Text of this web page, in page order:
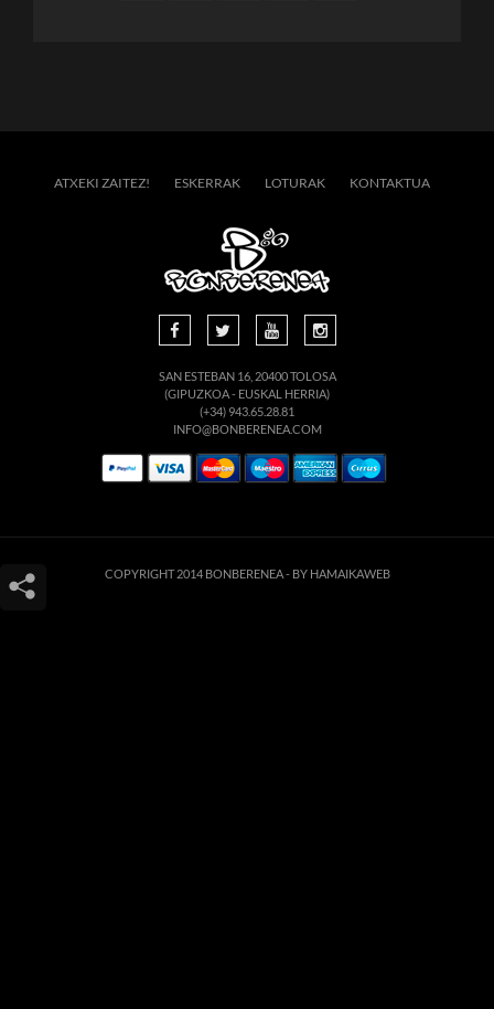
ATXEKI ZAITEZ! ESKERRAK LOTURAK KONTAKTUA
SAN ESTEBAN 16, 20400 TOLOSA
(GIPUZKOA - EUSKAL HERRIA)
(+34) 943.65.28.81
INFO@BONBERENEA.COM
COPYRIGHT 2014 BONBERENEA - BY HAMAIKAWEB